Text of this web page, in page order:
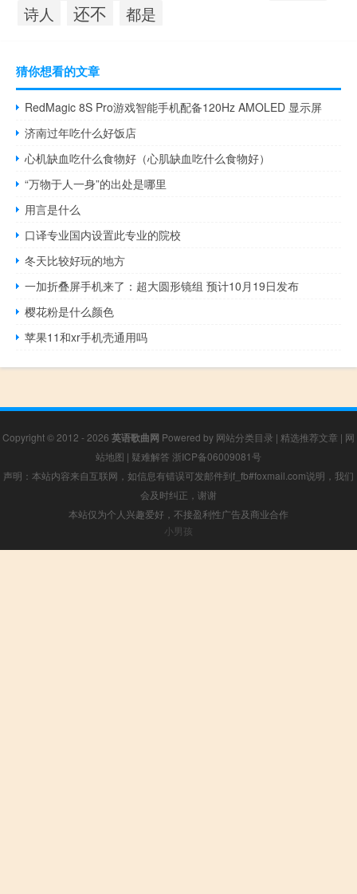
诗人 还不 都是
猜你想看的文章
RedMagic 8S Pro游戏智能手机配备120Hz AMOLED 显示屏
济南过年吃什么好饭店
心机缺血吃什么食物好（心肌缺血吃什么食物好）
“万物于人一身”的出处是哪里
用言是什么
口译专业国内设置此专业的院校
冬天比较好玩的地方
一加折叠屏手机来了：超大圆形镜组 预计10月19日发布
樱花粉是什么颜色
苹果11和xr手机壳通用吗
Copyright © 2012 - 2026 英语歌曲网 Powered by 网站分类目录 | 精选推荐文章 | 网
站地图 | 疑难解答 浙ICP备06009081号
声明：本站内容来自互联网，如信息有错误可发邮件到f_fb#foxmail.com说明，我们
会及时纠正，谢谢
本站仅为个人兴趣爱好，不接盈利性广告及商业合作
小男孩